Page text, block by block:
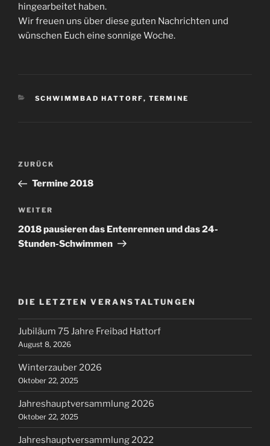
hingearbeitet haben.
Wir freuen uns über diese guten Nachrichten und
wünschen Euch eine sonnige Woche.
KATEGORIEN
SCHWIMMBAD HATTORF, TERMINE
Beitragsnavigation
Vorheriger
Beitrag
ZURÜCK
Termine 2018
Nächster
Beitrag
WEITER
2018 pausieren das Entenrennen und das 24-
Stunden-Schwimmen
DIE LETZTEN VERANSTALTUNGEN
Jubiläum 75 Jahre Freibad Hattorf
August 8, 2026
Winterzauber 2026
Oktober 22, 2025
Jahreshauptversammlung 2026
Oktober 22, 2025
Jahreshauptversammlung 2022